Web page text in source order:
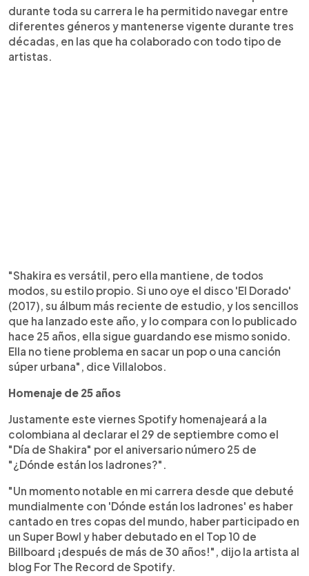
durante toda su carrera le ha permitido navegar entre
diferentes géneros y mantenerse vigente durante tres
décadas, en las que ha colaborado con todo tipo de
artistas.
"Shakira es versátil, pero ella mantiene, de todos
modos, su estilo propio. Si uno oye el disco 'El Dorado'
(2017), su álbum más reciente de estudio, y los sencillos
que ha lanzado este año, y lo compara con lo publicado
hace 25 años, ella sigue guardando ese mismo sonido.
Ella no tiene problema en sacar un pop o una canción
súper urbana", dice Villalobos.
Homenaje de 25 años
Justamente este viernes Spotify homenajeará a la
colombiana al declarar el 29 de septiembre como el
"Día de Shakira" por el aniversario número 25 de
"¿Dónde están los ladrones?".
"Un momento notable en mi carrera desde que debuté
mundialmente con 'Dónde están los ladrones' es haber
cantado en tres copas del mundo, haber participado en
un Super Bowl y haber debutado en el Top 10 de
Billboard ¡después de más de 30 años!", dijo la artista al
blog For The Record de Spotify.